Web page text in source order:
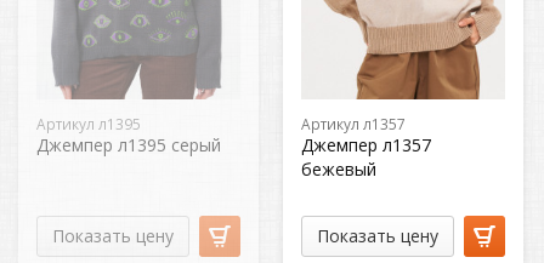
Артикул л1395
Джемпер л1395 серый
Показать цену
Артикул л1357
Джемпер л1357
бежевый
Показать цену